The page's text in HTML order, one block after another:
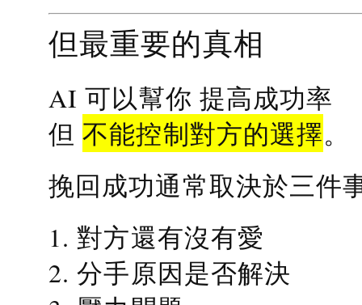
但最重要的真相
AI 可以幫你 提高成功率
但不能控制對方的選擇。
挽回成功通常取決於三件
1. 對方還有沒有愛
2. 分手原因是否解決